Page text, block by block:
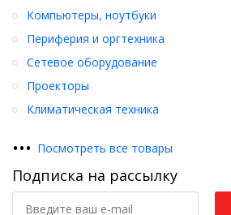
Компьютеры, ноутбуки
Периферия и оргтехника
Сетевое оборудование
Проекторы
Климатическая техника
••• Посмотреть все товары
Подписка на рассылку